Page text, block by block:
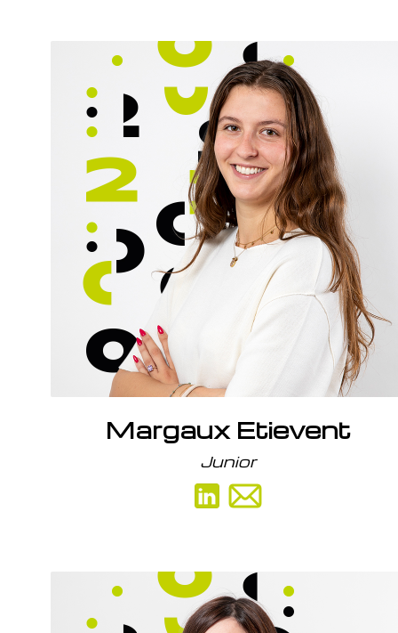
Mon parcours
Titulaire d’un Brevet de Technicien Supérieur en
Comptabilité et Gestion, je prépare actuellement
le Diplôme de Comptabilité et de Gestion.
Mes missions
A l’écoute des clients, ma mission consiste à
traiter et collecter l’information financière pour leur
permettre de prendre les bonnes décisions.
Ma devise
«La connaissance des mots conduit à la
Margaux Etievent
Junior
Mon parcours